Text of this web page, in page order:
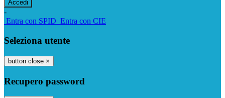
-
Entra con SPID Entra con CIE
Seleziona utente
button close ×
Recupero password